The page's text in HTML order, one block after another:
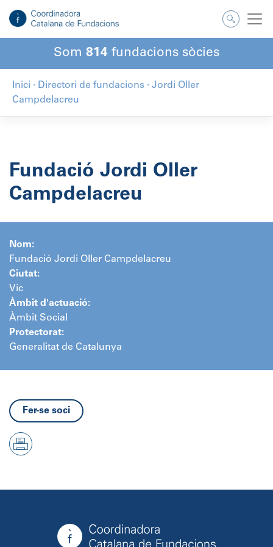
contingut
Som 814 fundacions sòcies
Inici · Directori de fundacions · Jordi Oller
Campdelacreu
Fundació Jordi Oller
Campdelacreu
Nom:
Fundació Jordi Oller Campdelacreu
Ciutat:
Vic
Àmbit d'actuació:
Àmbit Social
Protectorat:
Generalitat de Catalunya
Fer-se soci